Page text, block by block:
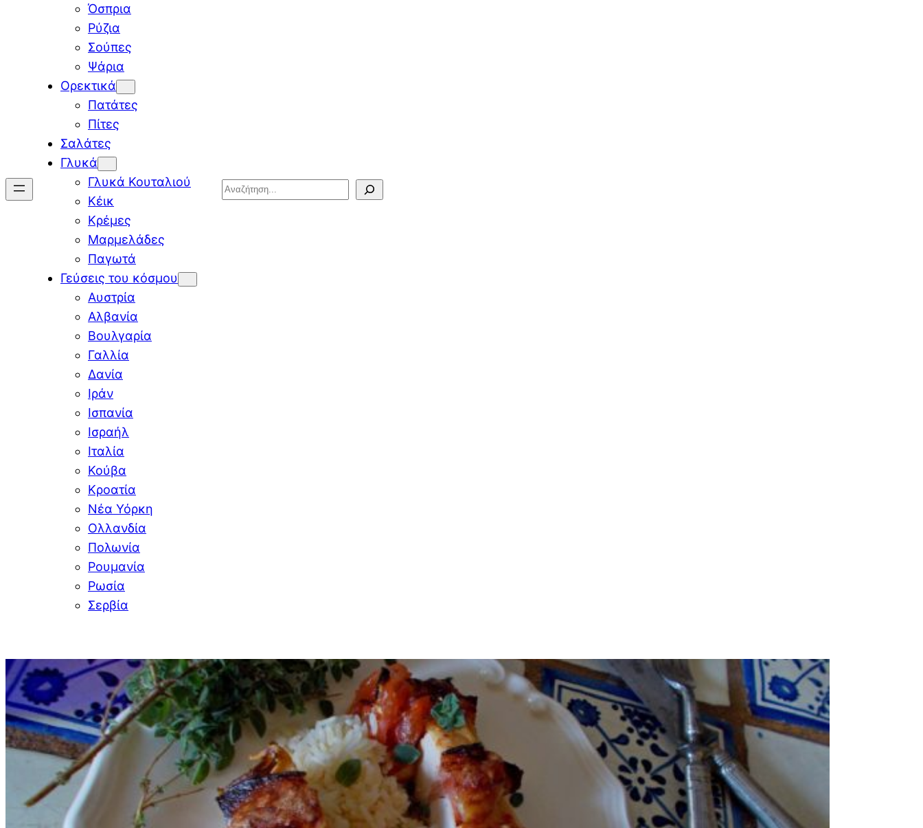
Όσπρια
Ρύζια
Σούπες
Ψάρια
Ορεκτικά
Πατάτες
Πίτες
Σαλάτες
Γλυκά
Γλυκά Κουταλιού
Κέικ
Κρέμες
Μαρμελάδες
Παγωτά
Γεύσεις του κόσμου
Αυστρία
Αλβανία
Βουλγαρία
Γαλλία
Δανία
Ιράν
Ισπανία
Ισραήλ
Ιταλία
Κούβα
Κροατία
Νέα Υόρκη
Ολλανδία
Πολωνία
Ρουμανία
Ρωσία
Σερβία
Search